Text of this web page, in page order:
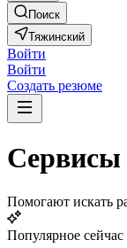
Поиск
Тяжинский
Войти
Войти
Создать резюме
Сервисы
Помогают искать
Популярное сейчас